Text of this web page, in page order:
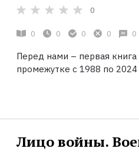
0
0 0 0 0 0
Перед нами – первая
промежутке с 1988 по 2024
Лицо войны.